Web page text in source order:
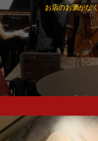
お店のお酒がな